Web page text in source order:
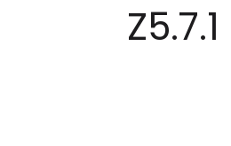
Z5.7.1